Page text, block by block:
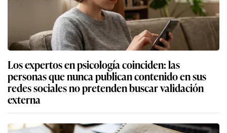
Los expertos en psicología coinciden: las
personas que nunca publican contenido en sus
redes sociales no pretenden buscar validación
externa